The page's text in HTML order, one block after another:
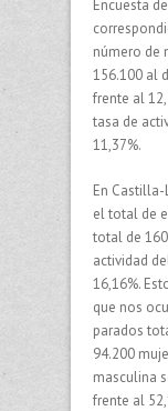
Encuesta
número de
156.100 al
frente al
tasa de
11,37%.
En
el total de
total de
actividad
16,16%.
que nos
parados
94.200
masculina
frente al